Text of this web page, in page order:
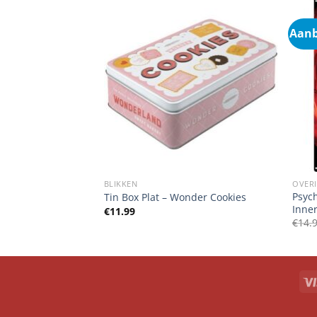
BLIKKEN
Tin Box Plat – Wonder Cookies
€11.99
€